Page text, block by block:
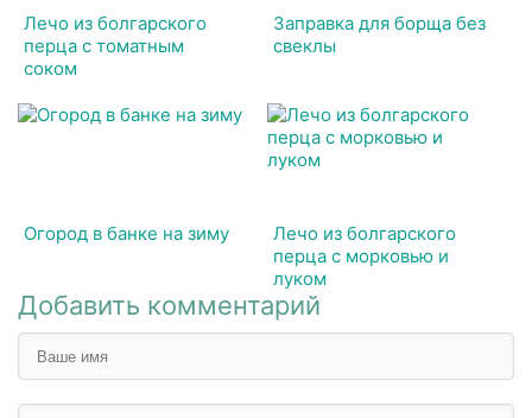
Лечо из болгарского
перца с томатным
соком
Заправка для борща без
свеклы
Огород в банке на зиму
Лечо из болгарского
перца с морковью и
луком
Добавить комментарий